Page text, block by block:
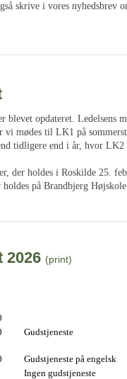
skrive i vores nyhedsbrev
blevet opdateret. Ledelsens
vi mødes til LK1 på
tidligere end i år, hvor LK2
der holdes i Roskilde 25.
holdes på Brandbjerg
2026 (print)
Gudstjeneste
Gudstjeneste på engelsk
Ingen gudstjeneste